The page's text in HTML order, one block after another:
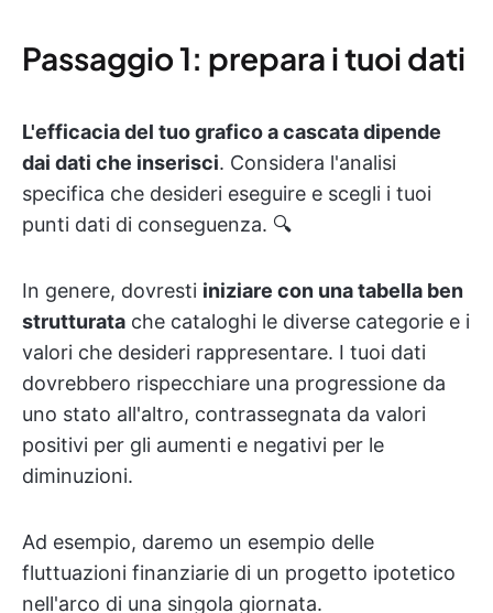
Passaggio 1: prepara i tuoi dati
L'efficacia del tuo grafico a cascata dipende
dai dati che inserisci. Considera l'analisi
specifica che desideri eseguire e scegli i tuoi
punti dati di conseguenza. 🔍
In genere, dovresti iniziare con una tabella ben
strutturata che cataloghi le diverse categorie e i
valori che desideri rappresentare. I tuoi dati
dovrebbero rispecchiare una progressione da
uno stato all'altro, contrassegnata da valori
positivi per gli aumenti e negativi per le
diminuzioni.
Ad esempio, daremo un esempio delle
fluttuazioni finanziarie di un progetto ipotetico
nell'arco di una singola giornata.